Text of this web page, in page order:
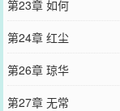
第23章 如何
第24章 红尘
第26章 琼华
第27章 无常